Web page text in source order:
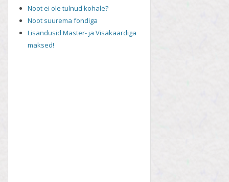
Noot ei ole tulnud kohale?
Noot suurema fondiga
Lisandusid Master- ja Visakaardiga
maksed!